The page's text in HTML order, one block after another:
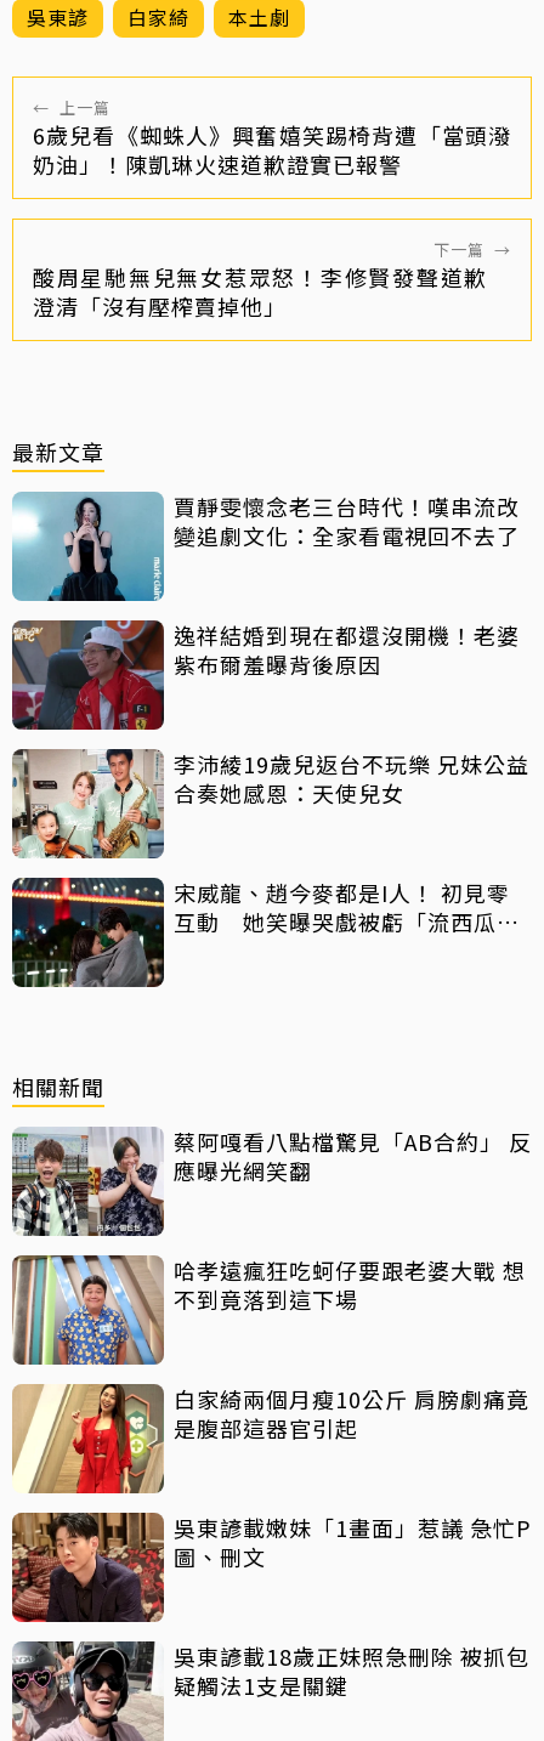
吳東諺 白家綺 本土劇
← 上一篇
6歲兒看《蜘蛛人》興奮嬉笑踢椅背遭「當頭潑
奶油」！陳凱琳火速道歉證實已報警
下一篇 →
酸周星馳無兒無女惹眾怒！李修賢發聲道歉
澄清「沒有壓榨賣掉他」
最新文章
賈靜雯懷念老三台時代！嘆串流改
變追劇文化：全家看電視回不去了
逸祥結婚到現在都還沒開機！老婆
紫布爾羞曝背後原因
李沛綾19歲兒返台不玩樂 兄妹公益
合奏她感恩：天使兒女
宋威龍、趙今麥都是I人！ 初見零
互動 她笑曝哭戲被虧「流西瓜
相關新聞
蔡阿嘎看八點檔驚見「AB合約」 反
應曝光網笑翻
哈孝遠瘋狂吃蚵仔要跟老婆大戰 想
不到竟落到這下場
白家綺兩個月瘦10公斤 肩膀劇痛竟
是腹部這器官引起
吳東諺載嫩妹「1畫面」惹議 急忙P
圖、刪文
吳東諺載18歲正妹照急刪除 被抓包
疑觸法1支是關鍵